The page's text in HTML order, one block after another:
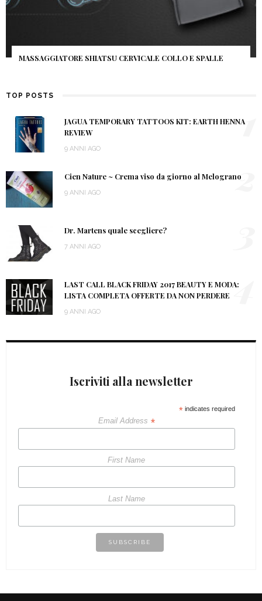
MASSAGGIATORE SHIATSU CERVICALE COLLO E SPALLE
TOP POSTS
JAGUA TEMPORARY TATTOOS KIT: EARTH HENNA
REVIEW
9 ANNI AGO
1
Cien Nature ~ Crema viso da giorno al Melograno
9 ANNI AGO 2
Dr. Martens quale scegliere?
7 ANNI AGO
LAST CALL BLACK FRIDAY 2017 BEAUTY E MODA:
LISTA COMPLETA OFFERTE DA NON PERDERE
9 ANNI AGO
4
Iscriviti alla newsletter
*indicates required
Email Address *
First Name
Last Name